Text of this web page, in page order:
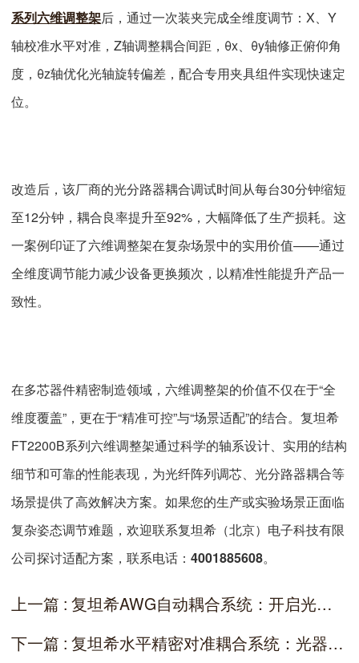
系列六维调整架后，通过一次装夹完成全维度调节：X、Y
轴校准水平对准，Z轴调整耦合间距，θx、θy轴修正俯仰角
度，θz轴优化光轴旋转偏差，配合专用夹具组件实现快速定
位。
改造后，该厂商的光分路器耦合调试时间从每台30分钟缩短
至12分钟，耦合良率提升至92%，大幅降低了生产损耗。这
一案例印证了六维调整架在复杂场景中的实用价值——通过
全维度调节能力减少设备更换频次，以精准性能提升产品一
致性。
在多芯器件精密制造领域，六维调整架的价值不仅在于“全
维度覆盖”，更在于“精准可控”与“场景适配”的结合。复坦希
FT2200B系列六维调整架通过科学的轴系设计、实用的结构
细节和可靠的性能表现，为光纤阵列调芯、光分路器耦合等
场景提供了高效解决方案。如果您的生产或实验场景正面临
复杂姿态调节难题，欢迎联系复坦希（北京）电子科技有限
公司探讨适配方案，联系电话： 4001885608。
上一篇 : 复坦希AWG自动耦合系统：开启光通信高效耦合新时代
下一篇 : 复坦希水平精密对准耦合系统：光器件低损耗封装的核心支撑